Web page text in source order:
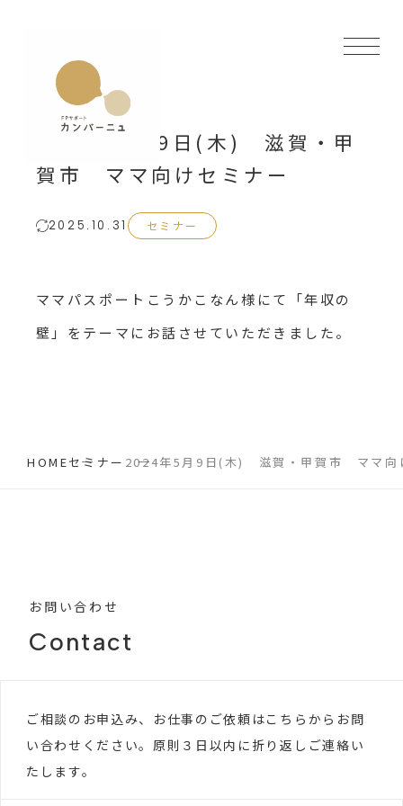
2024年5月9日(木) 滋賀・甲
賀市 ママ向けセミナー
2025.10.31 セミナー
ママパスポートこうかこなん様にて「年収の
壁」をテーマにお話させていただきました。
HOMEセミナー 2024年5月9日(木) 滋賀・甲賀市 ママ向
お問い合わせ
Contact
ご相談のお申込み、お仕事のご依頼はこちらからお問
い合わせください。原則３日以内に折り返しご連絡い
たします。